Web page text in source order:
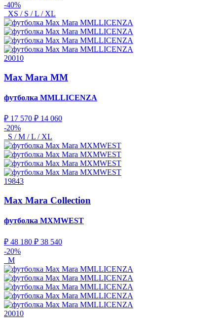
-40%
XS / S / L / XL
20010
Max Mara MM
футболка MMLLICENZA
₽ 17 570 ₽ 14 060
-20%
S / M / L / XL
19843
Max Mara Collection
футболка MXMWEST
₽ 48 180 ₽ 38 540
-20%
M
20010